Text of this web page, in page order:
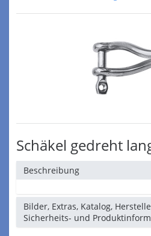
Schäkel gedreht
Beschreibung
Bilder, Extras, Katalog,
Sicherheits- und